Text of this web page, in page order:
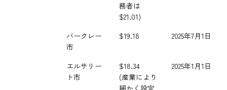
務者は
$21.01)
バークレー
市
$19.18 2025年7月1日
エルサリー
ト市
$18.34
(産業により
細かく設定
2025年1月1日